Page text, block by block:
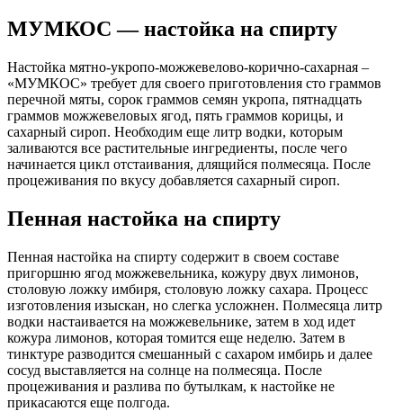
МУМКОС — настойка на спирту
Настойка мятно-укропо-можжевелово-корично-сахарная –
«МУМКОС» требует для своего приготовления сто граммов
перечной мяты, сорок граммов семян укропа, пятнадцать
граммов можжевеловых ягод, пять граммов корицы, и
сахарный сироп. Необходим еще литр водки, которым
заливаются все растительные ингредиенты, после чего
начинается цикл отстаивания, длящийся полмесяца. После
процеживания по вкусу добавляется сахарный сироп.
Пенная настойка на спирту
Пенная настойка на спирту содержит в своем составе
пригоршню ягод можжевельника, кожуру двух лимонов,
столовую ложку имбиря, столовую ложку сахара. Процесс
изготовления изыскан, но слегка усложнен. Полмесяца литр
водки настаивается на можжевельнике, затем в ход идет
кожура лимонов, которая томится еще неделю. Затем в
тинктуре разводится смешанный с сахаром имбирь и далее
сосуд выставляется на солнце на полмесяца. После
процеживания и разлива по бутылкам, к настойке не
прикасаются еще полгода.